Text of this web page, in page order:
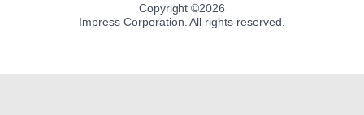
Copyright ©2026
Impress Corporation. All rights reserved.